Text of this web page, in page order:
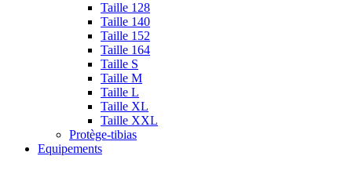
Taille 128
Taille 140
Taille 152
Taille 164
Taille S
Taille M
Taille L
Taille XL
Taille XXL
Protège-tibias
Equipements